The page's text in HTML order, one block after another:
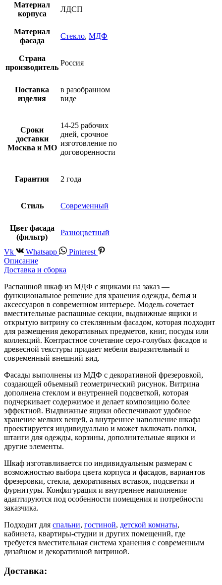
Материал
корпуса
ЛДСП
Материал
фасада
Стекло, МДФ
Страна
производитель
Россия
Поставка
изделия
в разобранном
виде
Сроки
доставки
Москва и МО
14-25 рабочих
дней, срочное
изготовление по
договоренности
Гарантия 2 года
Стиль Современный
Цвет фасада
(фильтр)
Разноцветный
Vk Whatsapp
Pinterest
Описание
Доставка и сборка
Распашной шкаф из МДФ с ящиками на заказ —
функциональное решение для хранения одежды, белья и
аксессуаров в современном интерьере. Модель сочетает
вместительные распашные секции, выдвижные ящики и
открытую витрину со стеклянным фасадом, которая подходит
для размещения декоративных предметов, книг, посуды или
коллекций. Контрастное сочетание серо-голубых фасадов и
древесной текстуры придает мебели выразительный и
современный внешний вид.
Фасады выполнены из МДФ с декоративной фрезеровкой,
создающей объемный геометрический рисунок. Витрина
дополнена стеклом и внутренней подсветкой, которая
подчеркивает содержимое и делает композицию более
эффектной. Выдвижные ящики обеспечивают удобное
хранение мелких вещей, а внутреннее наполнение шкафа
проектируется индивидуально и может включать полки,
штанги для одежды, корзины, дополнительные ящики и
другие элементы.
Шкаф изготавливается по индивидуальным размерам с
возможностью выбора цвета корпуса и фасадов, вариантов
фрезеровки, стекла, декоративных вставок, подсветки и
фурнитуры. Конфигурация и внутреннее наполнение
адаптируются под особенности помещения и потребности
заказчика.
Подходит для спальни, гостиной, детской комнаты,
кабинета, квартиры-студии и других помещений, где
требуется вместительная система хранения с современным
дизайном и декоративной витриной.
Доставка: